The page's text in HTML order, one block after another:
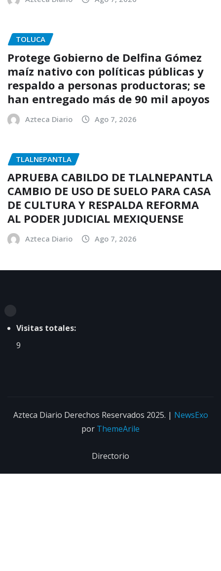
TOLUCA
Protege Gobierno de Delfina Gómez
maíz nativo con políticas públicas y
respaldo a personas productoras; se
han entregado más de 90 mil apoyos
Azteca Diario Ago 7, 2026
TLALNEPANTLA
APRUEBA CABILDO DE TLALNEPANTLA
CAMBIO DE USO DE SUELO PARA CASA
DE CULTURA Y RESPALDA REFORMA
AL PODER JUDICIAL MEXIQUENSE
Azteca Diario Ago 7, 2026
Visitas totales:
9
Azteca Diario Derechos Reservados 2025. | NewsExo
por ThemeArile
Directorio